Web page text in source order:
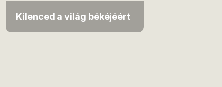
Kilenced a világ békéjéért